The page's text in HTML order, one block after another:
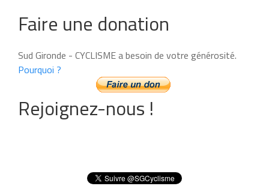
Faire une donation
Sud Gironde - CYCLISME a besoin de votre générosité.
Pourquoi ?
Rejoignez-nous !